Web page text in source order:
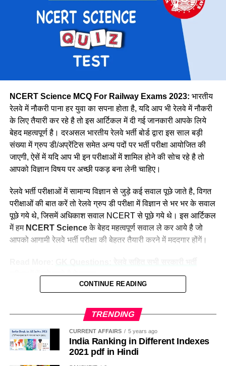
वे कहती है कि उनके इस काम को लेकर कई लोग ताने सुनाते है लेकिन वे
लोगों की बातों पर ध्यान नहीं देती है और अपना काम पूरे मन से करती है।
नीलम मानती है कि महिलाओ को हर क्षेत्र में आना चाहिए। क्योंकि महिला
पुरुष से बेहतर काम कर सकती है।
उत्तर पश्चिम रेलवे के सीपीआरओ कैप्टन शशिकिरण कहते हैं कि हमारा
प्रयास सदैव रहता है कि नीलम राथल जैसी महिलाओं के माध्यम से नारी
शक्ति के मुहीम को बढ़ावा मिल सके। महिलाये अपना कार्य बहुत ही धैर्य और
लगाव से करती है जो कि पुरुषों से बेहतर रहता है।
30327
1069
18383
उत्तर
38967
उत्तर पश्चिमी
15207
दक्षिण मध्य
16947
दक्षिण पूर्व मध्य
8025
दक्षिण पूर्व
17661
दक्षिण
22357
दक्षिण पश्चिम
6581
पश्चिम मध्य
11636
पश्चिम
30667
Indian Railway 2023 Recruitment:
Frequently Asked Questions
भारतीय रेलवे भर्ती बोर्ड (आरआरबी) द्वारा अभी आधिकारिक तौर पर ग्रुप डी
भर्ती का ऐलान नहीं किया गया है, परंतु मीडिया रिपोर्ट के मुताबिक जून
NCERT Science MCQ For Railway Exams 2023: भारतीय
रेलवे में नौकरी पाना हर युवा का सपना होता है, यदि आप भी रेलवे में नौकरी
के लिए तैयारी कर रहे है तो इस आर्टिकल में दी गई जानकारी आपके लिये
बेहद महत्वपूर्ण है। दरअसल भारतीय रेलवे भर्ती बोर्ड द्वारा इस साल बड़ी
संख्या में ग्रुप डी/अप्रेंटिस समेत अन्य पदों पर भर्ती परीक्षा आयोजित की
जाएगी, ऐसें में यदि आप भी इन परीक्षाओं में शामिल होने की सोच रहे है तो
आपको विज्ञान विषय पर अच्छी पकड़ बना लेनी चाहिए।
रेलवे भर्ती परीक्षाओं में सामान्य विज्ञान से जुड़े कई सवाल पूछे जाते है, विगत
परीक्षाओं की बात करें तो रेलवे ग्रुप डी परीक्षा में विज्ञान से भर भर के सवाल
पूछे गये थे, जिसमें अधिकाश सवाल NCERT से पूछे गये थे। इस आर्टिकल
में हम NCERT Scienceके बेहद महत्वपूर्ण सवाल ले कर आये है जो
आपको आगामी रेलवे भर्ती परीक्षा की बेहतर तैयारी करने में मददगार होंगें।
परीक्षाओं में पूछे जाते है ये सवाल
सामान्य विज्ञान के परीक्षा में पूछे जाने वाले महत्वपूर्ण
प्रश्न—NCERT Science Expected Questions
For RRB Group D / Railway Apprentice Exam
2023
CONTINUE READING
TRENDING
CURRENT AFFAIRS 5 years ago
India Ranking in Different Indexes
2021 pdf in Hindi